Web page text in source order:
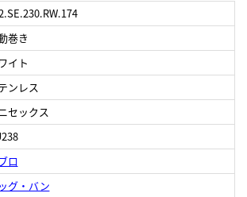
巻き
イト
ンレス
セックス
ロ
グ・バン